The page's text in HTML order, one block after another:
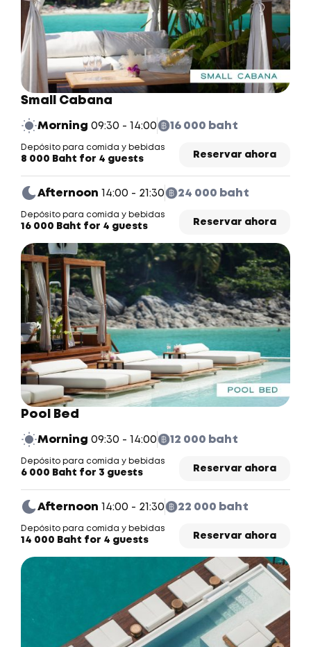
Small Cabana
Morning 09:30 - 14:00 16 000 baht
Depósito para comida y bebidas
8 000 Baht for 4 guests Reservar ahora
Afternoon 14:00 - 21:30 24 000 baht
Depósito para comida y bebidas
16 000 Baht for 4 guests Reservar ahora
Pool Bed
Morning 09:30 - 14:00 12 000 baht
Depósito para comida y bebidas
6 000 Baht for 3 guests Reservar ahora
Afternoon 14:00 - 21:30 22 000 baht
Depósito para comida y bebidas
14 000 Baht for 4 guests Reservar ahora